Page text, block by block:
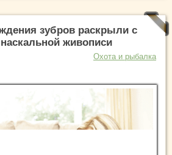
зубров раскрыли с
живописи
Охота и рыбалка